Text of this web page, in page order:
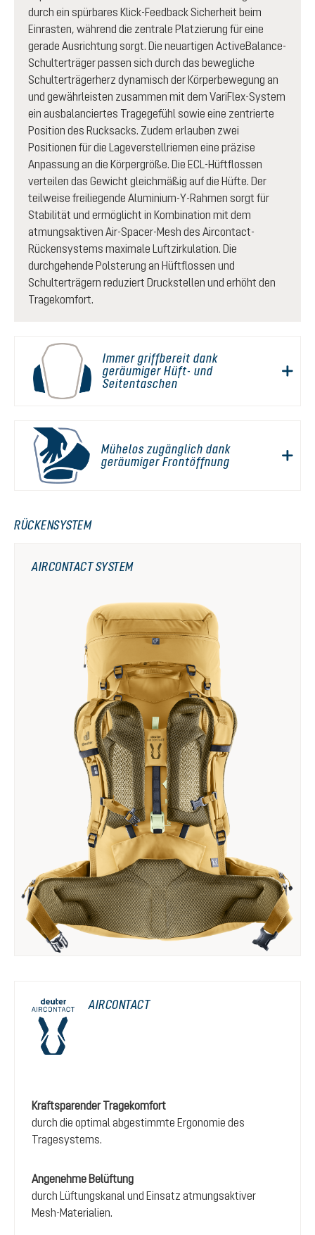
durch ein spürbares Klick-Feedback Sicherheit beim
Einrasten, während die zentrale Platzierung für eine
gerade Ausrichtung sorgt. Die neuartigen ActiveBalance-
Schulterträger passen sich durch das bewegliche
Schulterträgerherz dynamisch der Körperbewegung an
und gewährleisten zusammen mit dem VariFlex-System
ein ausbalanciertes Tragegefühl sowie eine zentrierte
Position des Rucksacks. Zudem erlauben zwei
Positionen für die Lageverstellriemen eine präzise
Anpassung an die Körpergröße. Die ECL-Hüftflossen
verteilen das Gewicht gleichmäßig auf die Hüfte. Der
teilweise freiliegende Aluminium-Y-Rahmen sorgt für
Stabilität und ermöglicht in Kombination mit dem
atmungsaktiven Air-Spacer-Mesh des Aircontact-
Rückensystems maximale Luftzirkulation. Die
durchgehende Polsterung an Hüftflossen und
Schulterträgern reduziert Druckstellen und erhöht den
Tragekomfort.
Immer griffbereit dank
geräumiger Hüft- und
Seitentaschen
Mühelos zugänglich dank
geräumiger Frontöffnung
RÜCKENSYSTEM
AIRCONTACT
Kraftsparender Tragekomfort
durch die optimal abgestimmte Ergonomie des
Tragesystems.
Angenehme Belüftung
durch Lüftungskanal und Einsatz atmungsaktiver
Mesh-Materialien.
AIRCONTACT SYSTEM